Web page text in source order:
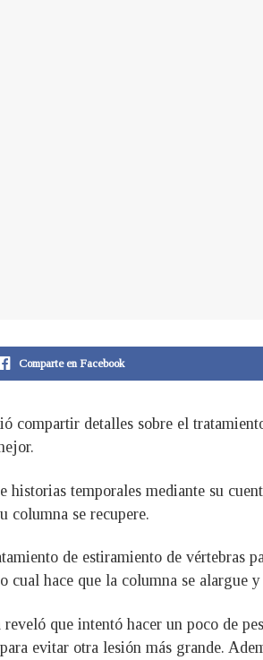
Comparte en Facebook
compartir detalles sobre el
historias temporales mediante su
columna se recupere.
de estiramiento de vértebras
cual hace que la columna se alargue
que intentó hacer un poco de
evitar otra lesión más grande.